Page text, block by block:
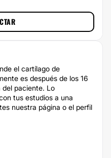
el cartílago de
es después de los 16
del paciente. Lo
tus estudios a una
nuestra página o el perfil